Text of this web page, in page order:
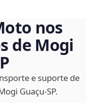
nos
de Mogi
e suporte de
Guaçu‑SP.